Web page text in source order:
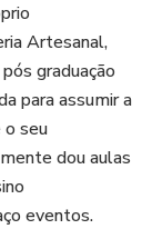
Artesanal,
graduação
para assumir a
o seu
dou aulas
eventos.